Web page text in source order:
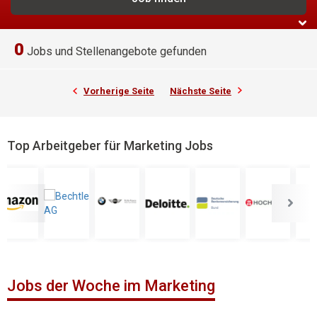
0 Jobs und Stellenangebote gefunden
Vorherige Seite Nächste Seite
Top Arbeitgeber für Marketing Jobs
Jobs der Woche im Marketing